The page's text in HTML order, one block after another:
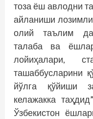
тоза ёш авлодни
айланиши
олий таълим
талаба ва
лойиҳалари,
ташаббусларини
йўлга қўйиши
келажакка
Ўзбекистон